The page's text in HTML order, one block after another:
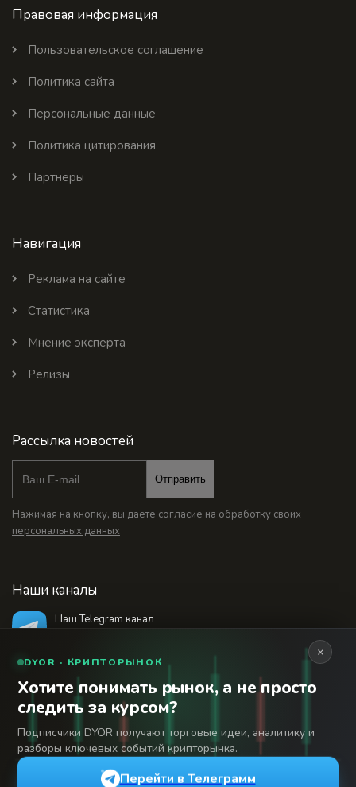
Правовая информация
Пользовательское соглашение
Политика сайта
Персональные данные
Политика цитирования
Партнеры
Навигация
Реклама на сайте
Статистика
Мнение эксперта
Релизы
Рассылка новостей
Отправить
Нажимая на кнопку, вы даете согласие на обработку своих
персональных данных
Наши каналы
Наш Telegram канал
18+
© 2026 Финансовый интернет-портал «Банки
Сегодня». Используя сайт BanksToday.net вы
Сетевое издание «Банки Сегодня» зарегистрировано
Федеральной службой по надзору в сфере связи,
информационных технологий и массовых коммуникаций,
×
DYOR · КРИПТОРЫНОК
Хотите понимать рынок, а не просто
следить за курсом?
Подписчики DYOR получают торговые идеи, аналитику и
разборы ключевых событий крипторынка.
Перейти в Телеграмм